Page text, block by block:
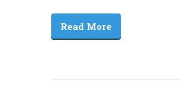
Read More